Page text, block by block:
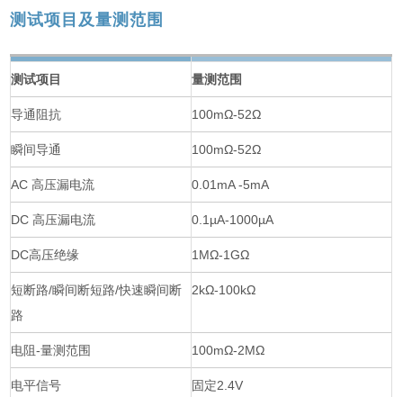
测试项目及量测范围
测试项目 量测范围
导通阻抗 100mΩ-52Ω
瞬间导通 100mΩ-52Ω
AC 高压漏电流 0.01mA -5mA
DC 高压漏电流 0.1µA-1000µA
DC高压绝缘 1MΩ-1GΩ
短断路/瞬间断短路/快速瞬间断
路
2kΩ-100kΩ
电阻-量测范围 100mΩ-2MΩ
电平信号 固定2.4V